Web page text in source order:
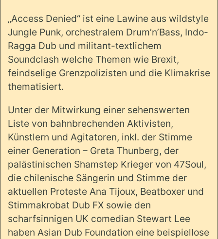
„Access Denied“ ist eine Lawine aus wildstyle
Jungle Punk, orchestralem Drum’n’Bass, Indo-
Ragga Dub und militant-textlichem
Soundclash welche Themen wie Brexit,
feindselige Grenzpolizisten und die Klimakrise
thematisiert.
Unter der Mitwirkung einer sehenswerten
Liste von bahnbrechenden Aktivisten,
Künstlern und Agitatoren, inkl. der Stimme
einer Generation – Greta Thunberg, der
palästinischen Shamstep Krieger von 47Soul,
die chilenische Sängerin und Stimme der
aktuellen Proteste Ana Tijoux, Beatboxer und
Stimmakrobat Dub FX sowie den
scharfsinnigen UK comedian Stewart Lee
haben Asian Dub Foundation eine beispiellose